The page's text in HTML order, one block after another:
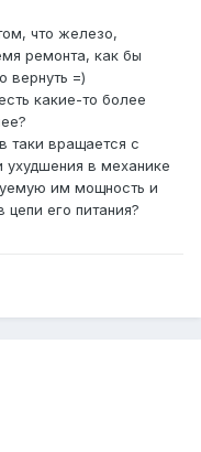
что железо,
ремонта, как бы
вернуть =)
какие-то более
таки вращается с
ухудшения в механике
им мощность и
его питания?